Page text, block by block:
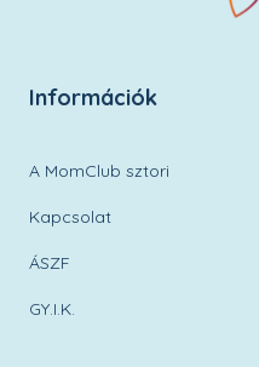
Információk
A MomClub sztori
Kapcsolat
ÁSZF
GY.I.K.